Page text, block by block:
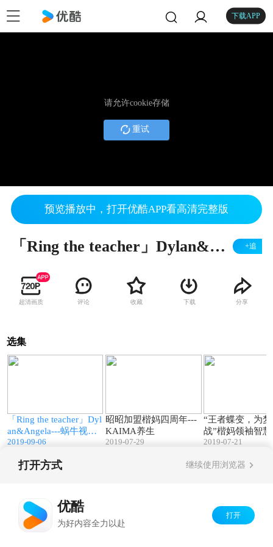
下载APP
请允许cookie存储
重试
预览播放中，打开优酷APP看高清完整版
「Ring the teacher」Dylan&Angela---蜗牛视觉电影 +追
超清画质 评论 收藏 下载 分享
选集
「Ring the teacher」Dyl
an&Angela---蜗牛视觉
电影
2019-09-06
昭昭加盟楷妈四周年---
KAIMA养生
2019-07-29
“王者蝶变，为
战”楷妈领袖智
变营---KAIMA养
2019-07-21
打开方式 继续使用浏览器
优酷
为好内容全力以赴
打开